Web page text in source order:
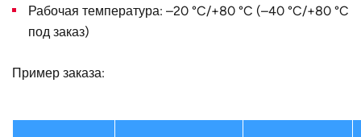
Рабочая температура: –20 °C/+80 °C (–40 °C/+80 °C
под заказ)
Пример заказа: